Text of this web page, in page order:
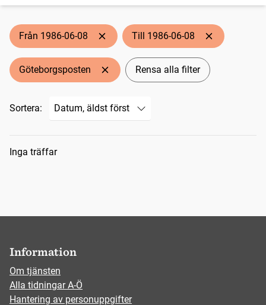
Från 1986-06-08 Till 1986-06-08
Göteborgsposten Rensa alla filter
Sortera:
Sökresultat
Inga träffar
Information
Om tjänsten
Alla tidningar A-Ö
Hantering av personuppgifter